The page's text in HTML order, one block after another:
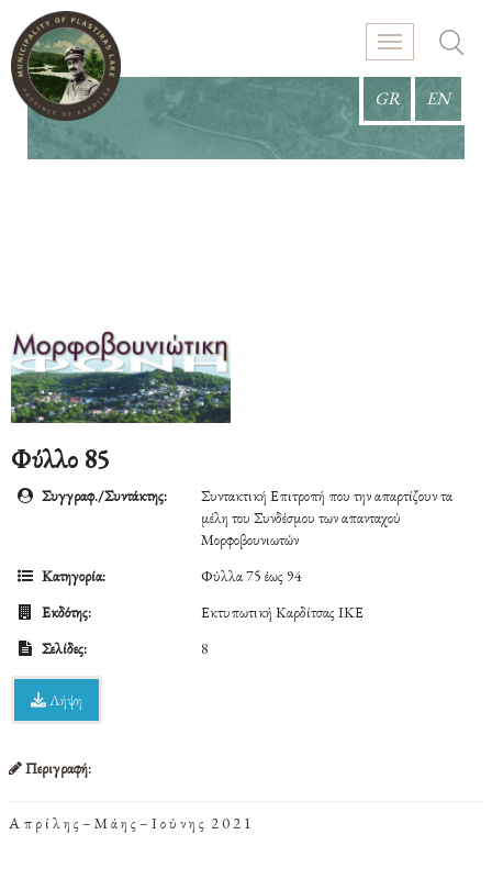
GR EN
Φύλλο 85
Συγγραφ./Συντάκτης:
Συντακτική Επιτροπή που την απαρτίζουν τα
μέλη του Συνδέσμου των απανταχού
Μορφοβουνιωτών
Κατηγορία:
Φύλλα 75 έως 94
Εκδότης:
Εκτυπωτική Καρδίτσας ΙΚΕ
Σελίδες:
8
Λήψη
Περιγραφή:
Α π ρ ί λ η ς – Μ ά η ς – Ι ο ύ ν η ς 2 0 2 1